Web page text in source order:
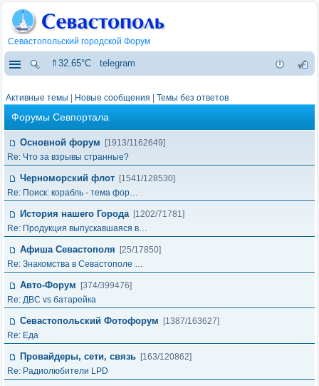
Севастопольский городской Форум
⇑32.65°C telegram
Активные темы Новые сообщения Темы без ответов
Форумы Севпортала
Основной форум
[1913/1162649]
Re: Что за взрывы странные?
Черноморский флот [1541/128530]
Re: Поиск: корабль - тема фор…
История нашего Города [1202/71781]
Re: Продукция выпускавшаяся в…
Афиша Севастополя
[25/17850]
Re: Знакомства в Севастополе …
Авто-Форум
[374/399476]
Re: ДВС vs батарейка
Севастопольский Фотофорум
[1387/163627]
Re: Еда
Провайдеры, сети, связь [163/120862]
Re: Радиолюбители LPD